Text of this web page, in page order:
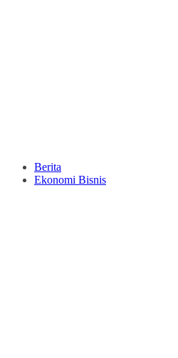
Berita
Ekonomi Bisnis